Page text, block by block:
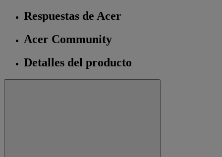
Respuestas de Acer
Acer Community
Detalles del producto